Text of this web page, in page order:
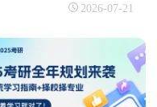
2026-07-21